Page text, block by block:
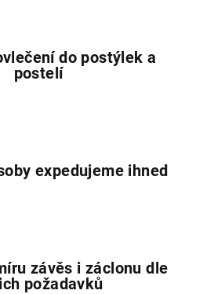
do postýlek a
postelí
expedujeme ihned
závěs i záclonu dle
požadavků